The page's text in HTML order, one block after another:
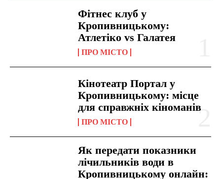
Фітнес клуб у
Кропивницькому:
Атлетіко vs Галатея
ПРО МІСТО
Кінотеатр Портал у
Кропивницькому: місце
для справжніх кіноманів
ПРО МІСТО
Як передати показники
лічильників води в
Кропивницькому онлайн: